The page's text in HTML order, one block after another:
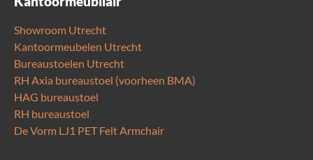
Showroom Utrecht
Kantoormeubelen Utrecht
Bureaustoelen Utrecht
RH Axia bureaustoel (voorheen BMA)
HAG bureaustoel
RH bureaustoel
De Vorm LJ1 PET Felt Armchair